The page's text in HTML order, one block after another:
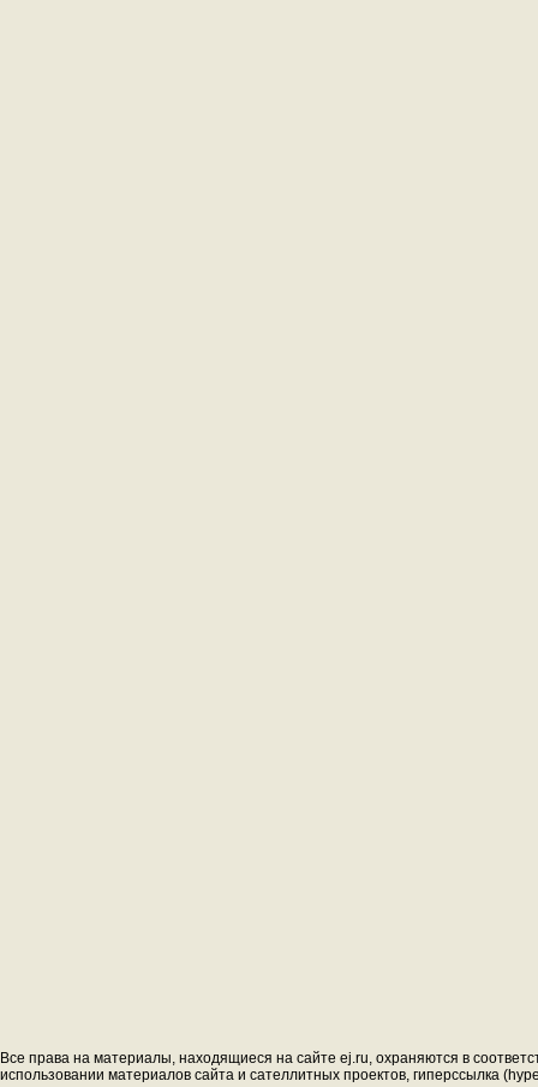
Все права на материалы, находящиеся на сайте ej.ru, охраняются в
использовании материалов сайта и сателлитных проектов, гиперссылка